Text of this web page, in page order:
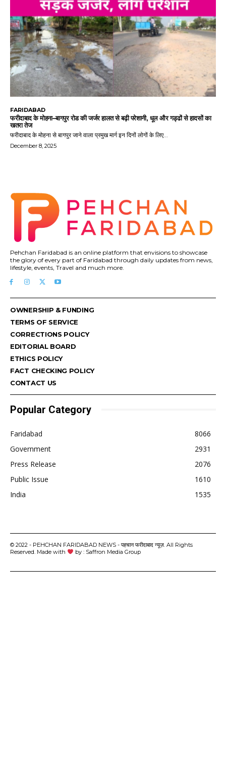
FARIDABAD
फरीदाबाद के मोहना–बागपुर रोड की जर्जर हालत से बढ़ी परेशानी, धूल और गड्ढों से हादसों का
खतरा तेज
फरीदाबाद के मोहना से बागपुर जाने वाला प्रमुख मार्ग इन दिनों लोगों के लिए...
December 8, 2025
Pehchan Faridabad is an online platform that envisions to showcase
the glory of every part of Faridabad through daily updates from news,
lifestyle, events, Travel and much more.
OWNERSHIP & FUNDING
TERMS OF SERVICE
CORRECTIONS POLICY
EDITORIAL BOARD
ETHICS POLICY
FACT CHECKING POLICY
CONTACT US
Popular Category
Faridabad
8066
Government
2931
Press Release
2076
Public Issue
1610
India
1535
© 2022 - PEHCHAN FARIDABAD NEWS - पहचान फरीदाबाद न्यूज़. All Rights
Reserved. Made with
by : Saffron Media Group